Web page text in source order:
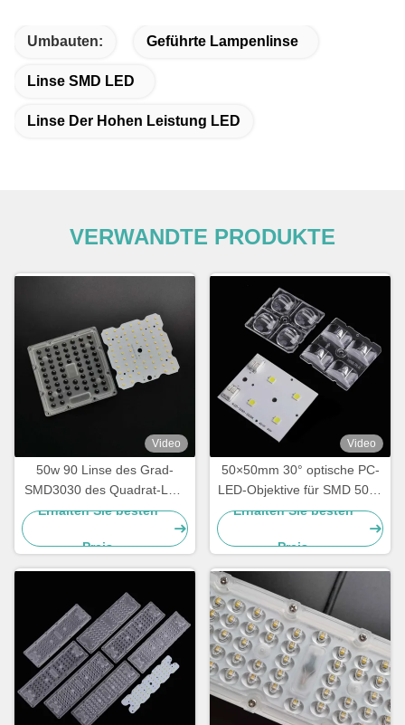
Umbauten: Geführte Lampenlinse
Linse SMD LED
Linse Der Hohen Leistung LED
VERWANDTE PRODUKTE
Video
50w 90 Linse des Grad-
SMD3030 des Quadrat-LED
für Tunnel-Licht
Erhalten Sie besten
Preis
Video
50×50mm 30° optische PC-
LED-Objektive für SMD 5050
High Bay Light
Schmalstrahlobjektive für
Industrie- und
Lagerbeleuchtung
Erhalten Sie besten
Preis